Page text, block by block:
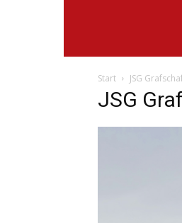
Start JSG
JSG